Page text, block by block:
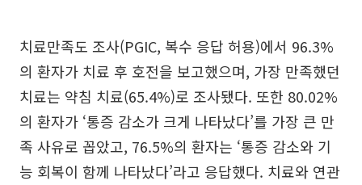
치료만족도 조사(PGIC, 복수 응답 허용)에서 96.3%
의 환자가 치료 후 호전을 보고했으며, 가장 만족했던
치료는 약침 치료(65.4%)로 조사됐다. 또한 80.02%
의 환자가 ‘통증 감소가 크게 나타났다’를 가장 큰 만
족 사유로 꼽았고, 76.5%의 환자는 ‘통증 감소와 기
능 회복이 함께 나타났다’라고 응답했다. 치료와 연관